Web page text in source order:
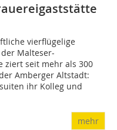
vierflügelige
Malteser-
ziert seit mehr als 300
Amberger Altstadt:
ihr Kolleg und
mehr